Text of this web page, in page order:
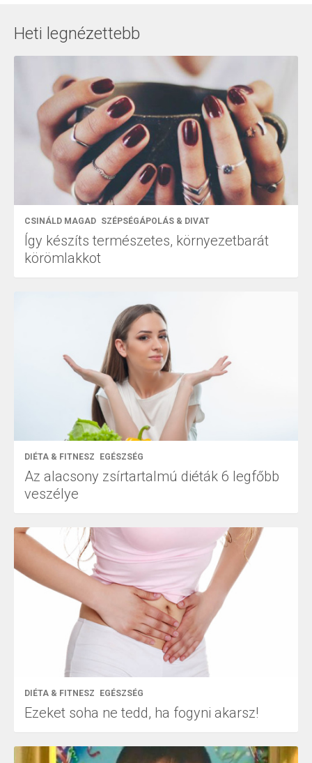
Heti legnézettebb
CSINÁLD MAGAD SZÉPSÉGÁPOLÁS & DIVAT
Így készíts természetes, környezetbarát
körömlakkot
DIÉTA & FITNESZ EGÉSZSÉG
Az alacsony zsírtartalmú diéták 6 legfőbb
veszélye
DIÉTA & FITNESZ EGÉSZSÉG
Ezeket soha ne tedd, ha fogyni akarsz!